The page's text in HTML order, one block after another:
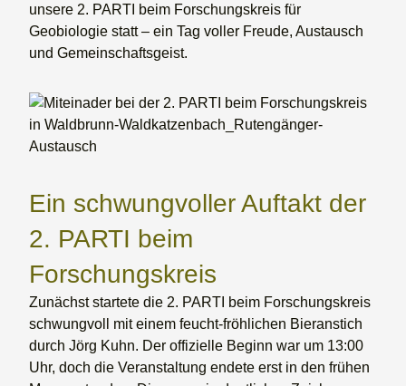
unsere 2. PARTI beim Forschungskreis für
Geobiologie statt – ein Tag voller Freude, Austausch
und Gemeinschaftsgeist.
Ein schwungvoller Auftakt der
2. PARTI beim
Forschungskreis
Zunächst startete die 2. PARTI beim Forschungskreis
schwungvoll mit einem feucht-fröhlichen Bieranstich
durch Jörg Kuhn. Der offizielle Beginn war um 13:00
Uhr, doch die Veranstaltung endete erst in den frühen